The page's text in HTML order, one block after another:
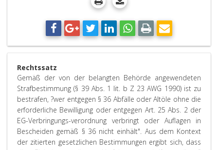
Rechtssatz
Gemäß der von der belangten Behörde angewendeten
Strafbestimmung (§ 39 Abs. 1 lit. b Z 23 AWG 1990) ist zu
bestrafen, ?wer entgegen § 36 Abfälle oder Altöle ohne die
erforderliche Bewilligung oder entgegen Art. 25 Abs. 2 der
EG-Verbringungs-verordnung verbringt oder Auflagen in
Bescheiden gemäß § 36 nicht einhält". Aus dem Kontext
der zitierten gesetzlichen Bestimmungen ergibt sich, dass